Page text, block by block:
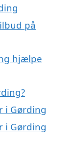
på
hjælpe
i Gørding
i Gørding